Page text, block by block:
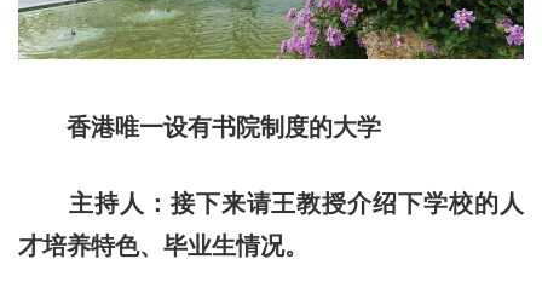
香港唯一设有书院制度的大学
主持人：接下来请王教授介绍下学校的人
才培养特色、毕业生情况。